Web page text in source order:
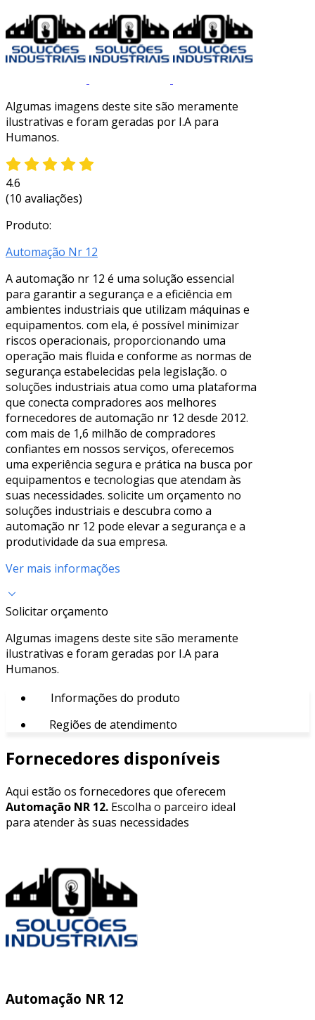
Algumas imagens deste site são meramente
ilustrativas e foram geradas por I.A para
Humanos.
4.6
(10 avaliações)
Produto:
Automação Nr 12
A automação nr 12 é uma solução essencial
para garantir a segurança e a eficiência em
ambientes industriais que utilizam máquinas e
equipamentos. com ela, é possível minimizar
riscos operacionais, proporcionando uma
operação mais fluida e conforme as normas de
segurança estabelecidas pela legislação. o
soluções industriais atua como uma plataforma
que conecta compradores aos melhores
fornecedores de automação nr 12 desde 2012.
com mais de 1,6 milhão de compradores
confiantes em nossos serviços, oferecemos
uma experiência segura e prática na busca por
equipamentos e tecnologias que atendam às
suas necessidades. solicite um orçamento no
soluções industriais e descubra como a
automação nr 12 pode elevar a segurança e a
produtividade da sua empresa.
Ver mais informações
Solicitar orçamento
Algumas imagens deste site são meramente
ilustrativas e foram geradas por I.A para
Humanos.
Informações do produto
Regiões de atendimento
Fornecedores disponíveis
Aqui estão os fornecedores que oferecem
Automação NR 12. Escolha o parceiro ideal
para atender às suas necessidades
Automação NR 12